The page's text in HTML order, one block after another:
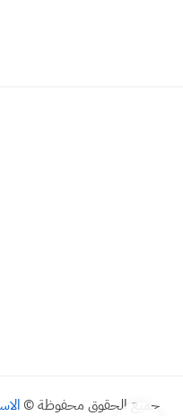
جميع الحقوق محفوظة ©